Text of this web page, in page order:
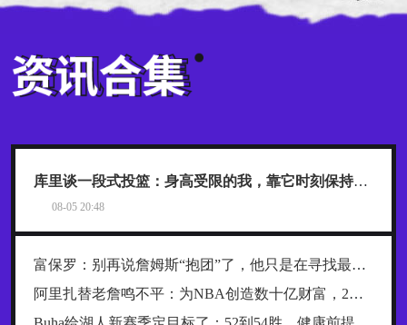
库里谈一段式投篮：身高受限的我，靠它时刻保持发力与极快出手
08-05 20:48
富保罗：别再说詹姆斯“抱团”了，他只是在寻找最好的合作者
阿里扎替老詹鸣不平：为NBA创造数十亿财富，2年800万被亏待了